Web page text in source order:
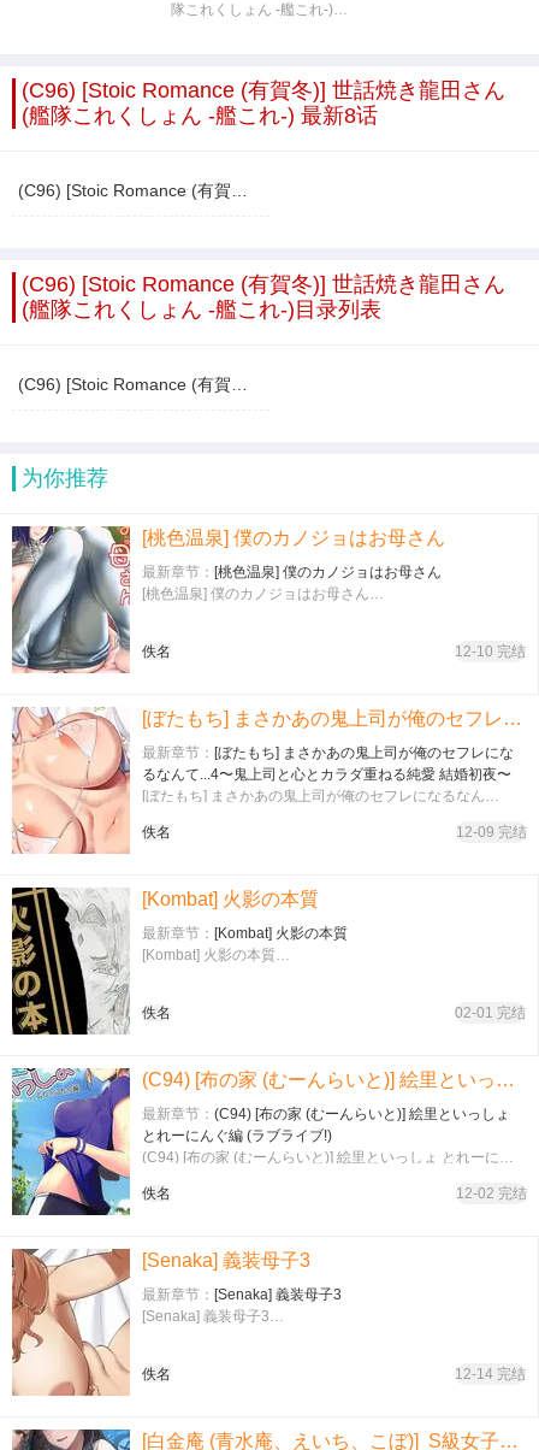
隊これくしょん -艦これ-)…
(C96) [Stoic Romance (有賀冬)] 世話焼き龍田さん
(艦隊これくしょん -艦これ-) 最新8话
(C96) [Stoic Romance (有賀冬)] 世話焼き龍田さん
(艦隊これくしょん -艦これ-)目录列表
为你推荐
[桃色温泉] 僕のカノジョはお母さん
最新章节： [桃色温泉] 僕のカノジョはお母さん
[桃色温泉] 僕のカノジョはお母さん…
佚名 12-10 完结
[ぼたもち] まさかあの鬼上司が俺のセフレになるなんて...4〜鬼上司と心とカラダ重ねる純愛 結婚初夜〜
最新章节： [ぼたもち] まさかあの鬼上司が俺のセフレにな
るなんて...4〜鬼上司と心とカラダ重ねる純愛 結婚初夜〜
[ぼたもち] まさかあの鬼上司が俺のセフレになるなん
佚名
12-09 完结
[Kombat] 火影の本質
最新章节： [Kombat] 火影の本質
[Kombat] 火影の本質…
佚名 02-01 完结
(C94) [布の家 (むーんらいと)] 絵里といっしょ とれーにんぐ編 (ラブライブ!)
最新章节： (C94) [布の家 (むーんらいと)] 絵里といっしょ
とれーにんぐ編 (ラブライブ!)
(C94) [布の家 (むーんらいと)] 絵里といっしょ とれーにん
佚名
12-02 完结
[Senaka] 義装母子3
最新章节： [Senaka] 義装母子3
[Senaka] 義装母子3…
佚名 12-14 完结
[白金庵 (青水庵、えいち、こぼ)] S級女子たちとエッチな動画を撮ることになった僕